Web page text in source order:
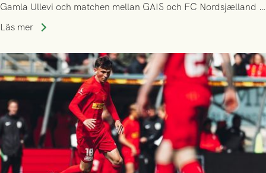
Gamla Ullevi och matchen mellan GAIS och FC Nordsjælland i
kvalet till Conference League! Avspark kl 19.00 på torsdag
Läs mer